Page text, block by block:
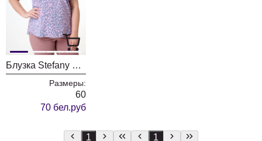
Блузка Stefany 433 сердечки
Размеры:
60
70 бел.руб
1 1